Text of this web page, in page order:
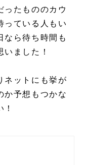
ったもののカウ
っている人もい
なら待ち時間も
ました！
ネットにも挙が
か予想もつかな